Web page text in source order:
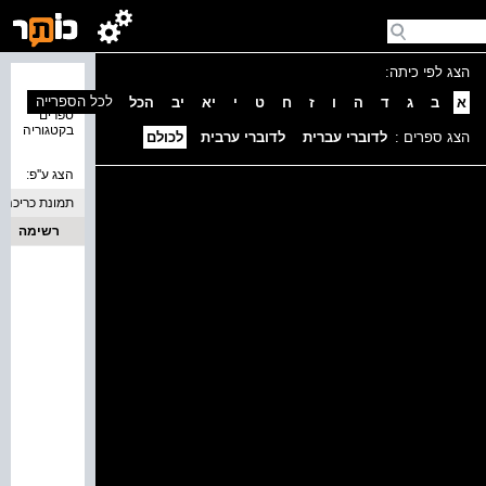
הצג לפי כיתה:
א
ב ג ד ה ו ז ח ט י יא יב הכל
הצג ספרים : לדוברי עברית לדוברי ערבית לכולם
ספרים
בקטגוריה
לכל הספרייה
הצג ע''פ:
תמונת כריכה
רשימה